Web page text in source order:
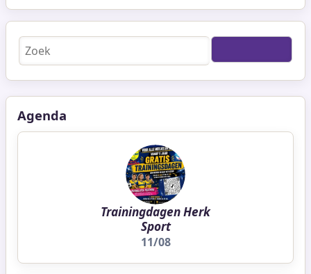
Zoeken
Agenda
Trainingdagen Herk
Sport
11/08